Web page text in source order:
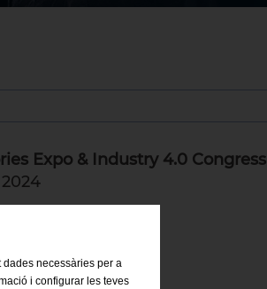
Expo & Industry 4.0 Congress
dades necessàries per a
i configurar les teves